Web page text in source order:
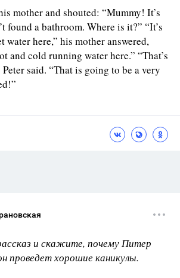
mother and shouted: “Mummy! It’s
found a bathroom. Where is it?” “It’s
here,” his mother answered,
and cold running water here.” “That’s
said. “That is going to be a very
и скажите, почему Питер
проведет хорошие каникулы.